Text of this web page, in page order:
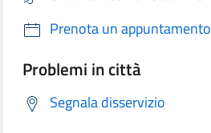
Prenota un appuntamento
Problemi in città
Segnala disservizio